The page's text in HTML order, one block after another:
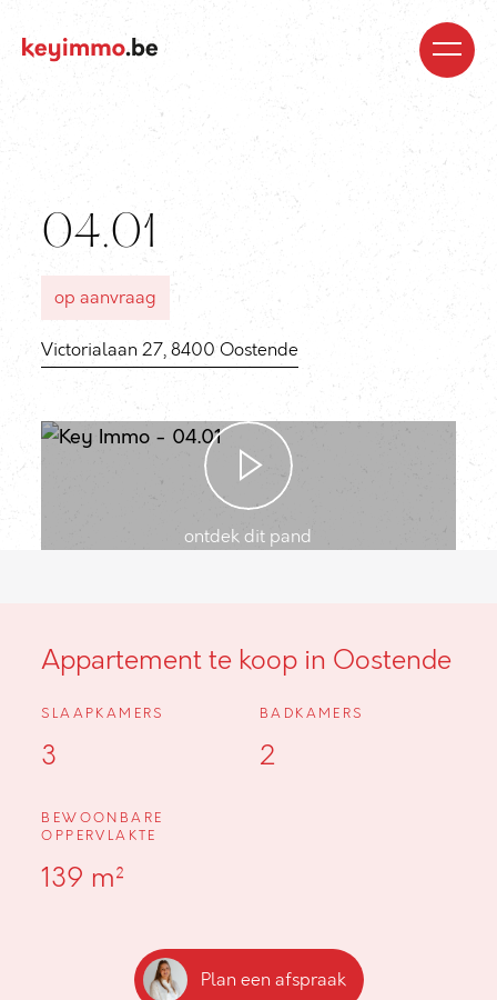
04.01
op aanvraag
Victorialaan 27, 8400 Oostende
ontdek dit pand
Appartement te koop in Oostende
SLAAPKAMERS
3
BADKAMERS
2
BEWOONBARE
OPPERVLAKTE
139 m²
Plan een afspraak